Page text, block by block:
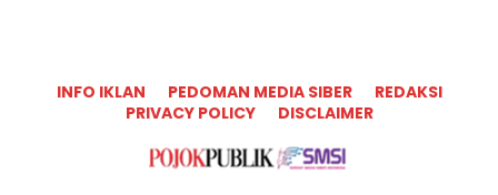
INFO IKLAN PEDOMAN MEDIA SIBER
REDAKSI
PRIVACY POLICY
DISCLAIMER